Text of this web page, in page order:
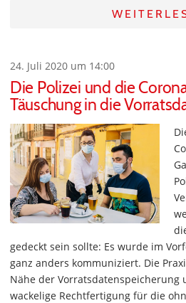
24. Juli 2020 um 14:00
Die Polizei und die
Täuschung in die
gedeckt sein sollte: Es wurde im
ganz anders kommuniziert. Die
Nähe der Vorratsdatenspeicherung
wackelige Rechtfertigung für die